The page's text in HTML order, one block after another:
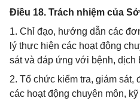
Điều 18. Trách nhiệm của
1. Chỉ đạo, hướng dẫn các
lý thực hiện các hoạt động
sát và đáp ứng với bệnh, dịch
2. Tổ chức kiểm tra, giám sát,
các hoạt động chuyên môn,